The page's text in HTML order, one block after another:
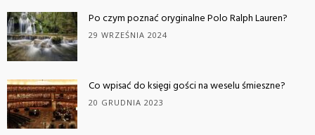
Po czym poznać oryginalne Polo Ralph Lauren?
29 WRZEŚNIA 2024
Co wpisać do księgi gości na weselu śmieszne?
20 GRUDNIA 2023